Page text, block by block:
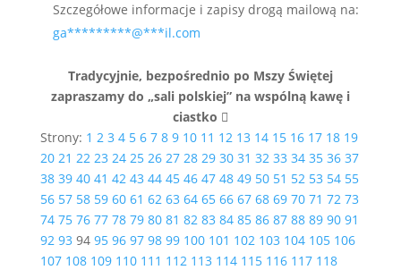
Szczegółowe informacje i zapisy drogą mailową na:
ga*********@***il.com
Tradycyjnie, bezpośrednio po Mszy Świętej
zapraszamy do „sali polskiej” na wspólną kawę i
ciastko 
Strony: 1 2 3 4 5 6 7 8 9 10 11 12 13 14 15 16 17 18 19
20 21 22 23 24 25 26 27 28 29 30 31 32 33 34 35 36 37
38 39 40 41 42 43 44 45 46 47 48 49 50 51 52 53 54 55
56 57 58 59 60 61 62 63 64 65 66 67 68 69 70 71 72 73
74 75 76 77 78 79 80 81 82 83 84 85 86 87 88 89 90 91
92 93 94 95 96 97 98 99 100 101 102 103 104 105 106
107 108 109 110 111 112 113 114 115 116 117 118